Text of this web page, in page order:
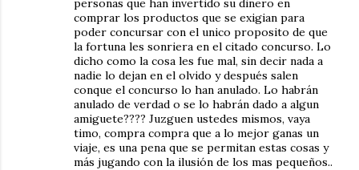
personas que han invertido su dinero en
comprar los productos que se exigian para
poder concursar con el unico proposito de que
la fortuna les sonriera en el citado concurso. Lo
dicho como la cosa les fue mal, sin decir nada a
nadie lo dejan en el olvido y después salen
conque el concurso lo han anulado. Lo habrán
anulado de verdad o se lo habrán dado a algun
amiguete???? Juzguen ustedes mismos, vaya
timo, compra compra que a lo mejor ganas un
viaje, es una pena que se permitan estas cosas y
más jugando con la ilusión de los mas pequeños..